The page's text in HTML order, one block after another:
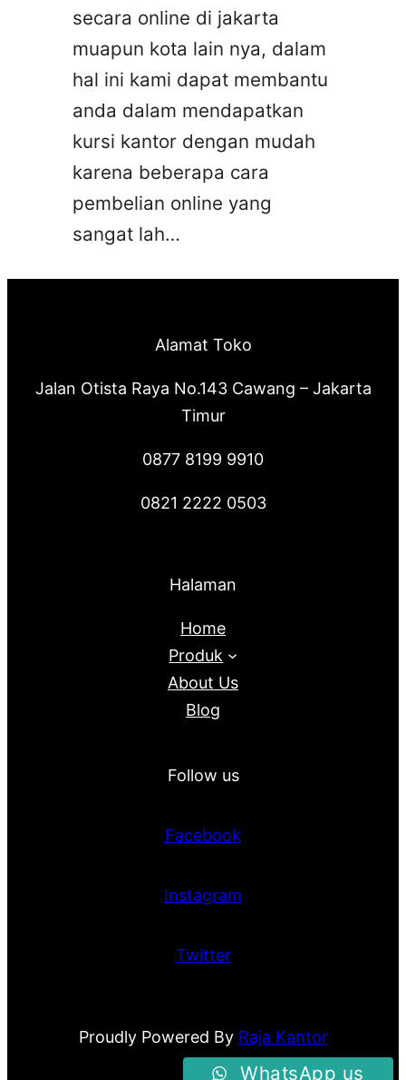
secara online di jakarta
muapun kota lain nya, dalam
hal ini kami dapat membantu
anda dalam mendapatkan
kursi kantor dengan mudah
karena beberapa cara
pembelian online yang
sangat lah…
Alamat Toko
Jalan Otista Raya No.143 Cawang – Jakarta
Timur
0877 8199 9910
0821 2222 0503
Halaman
Home
Produk
About Us
Blog
Follow us
Facebook
Instagram
Twitter
Proudly Powered By Raja Kantor
WhatsApp us